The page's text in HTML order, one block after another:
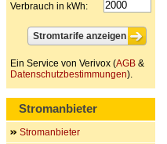
Verbrauch in kWh:
Ein Service von Verivox (AGB &
Datenschutzbestimmungen).
Stromanbieter
Stromanbieter